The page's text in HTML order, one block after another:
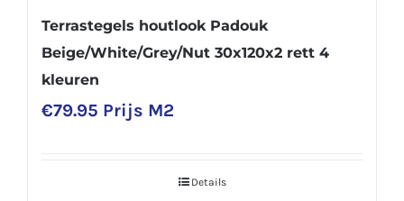
Terrastegels houtlook Padouk
Beige/White/Grey/Nut 30x120x2 rett 4
kleuren
€79.95 Prijs M2
Details